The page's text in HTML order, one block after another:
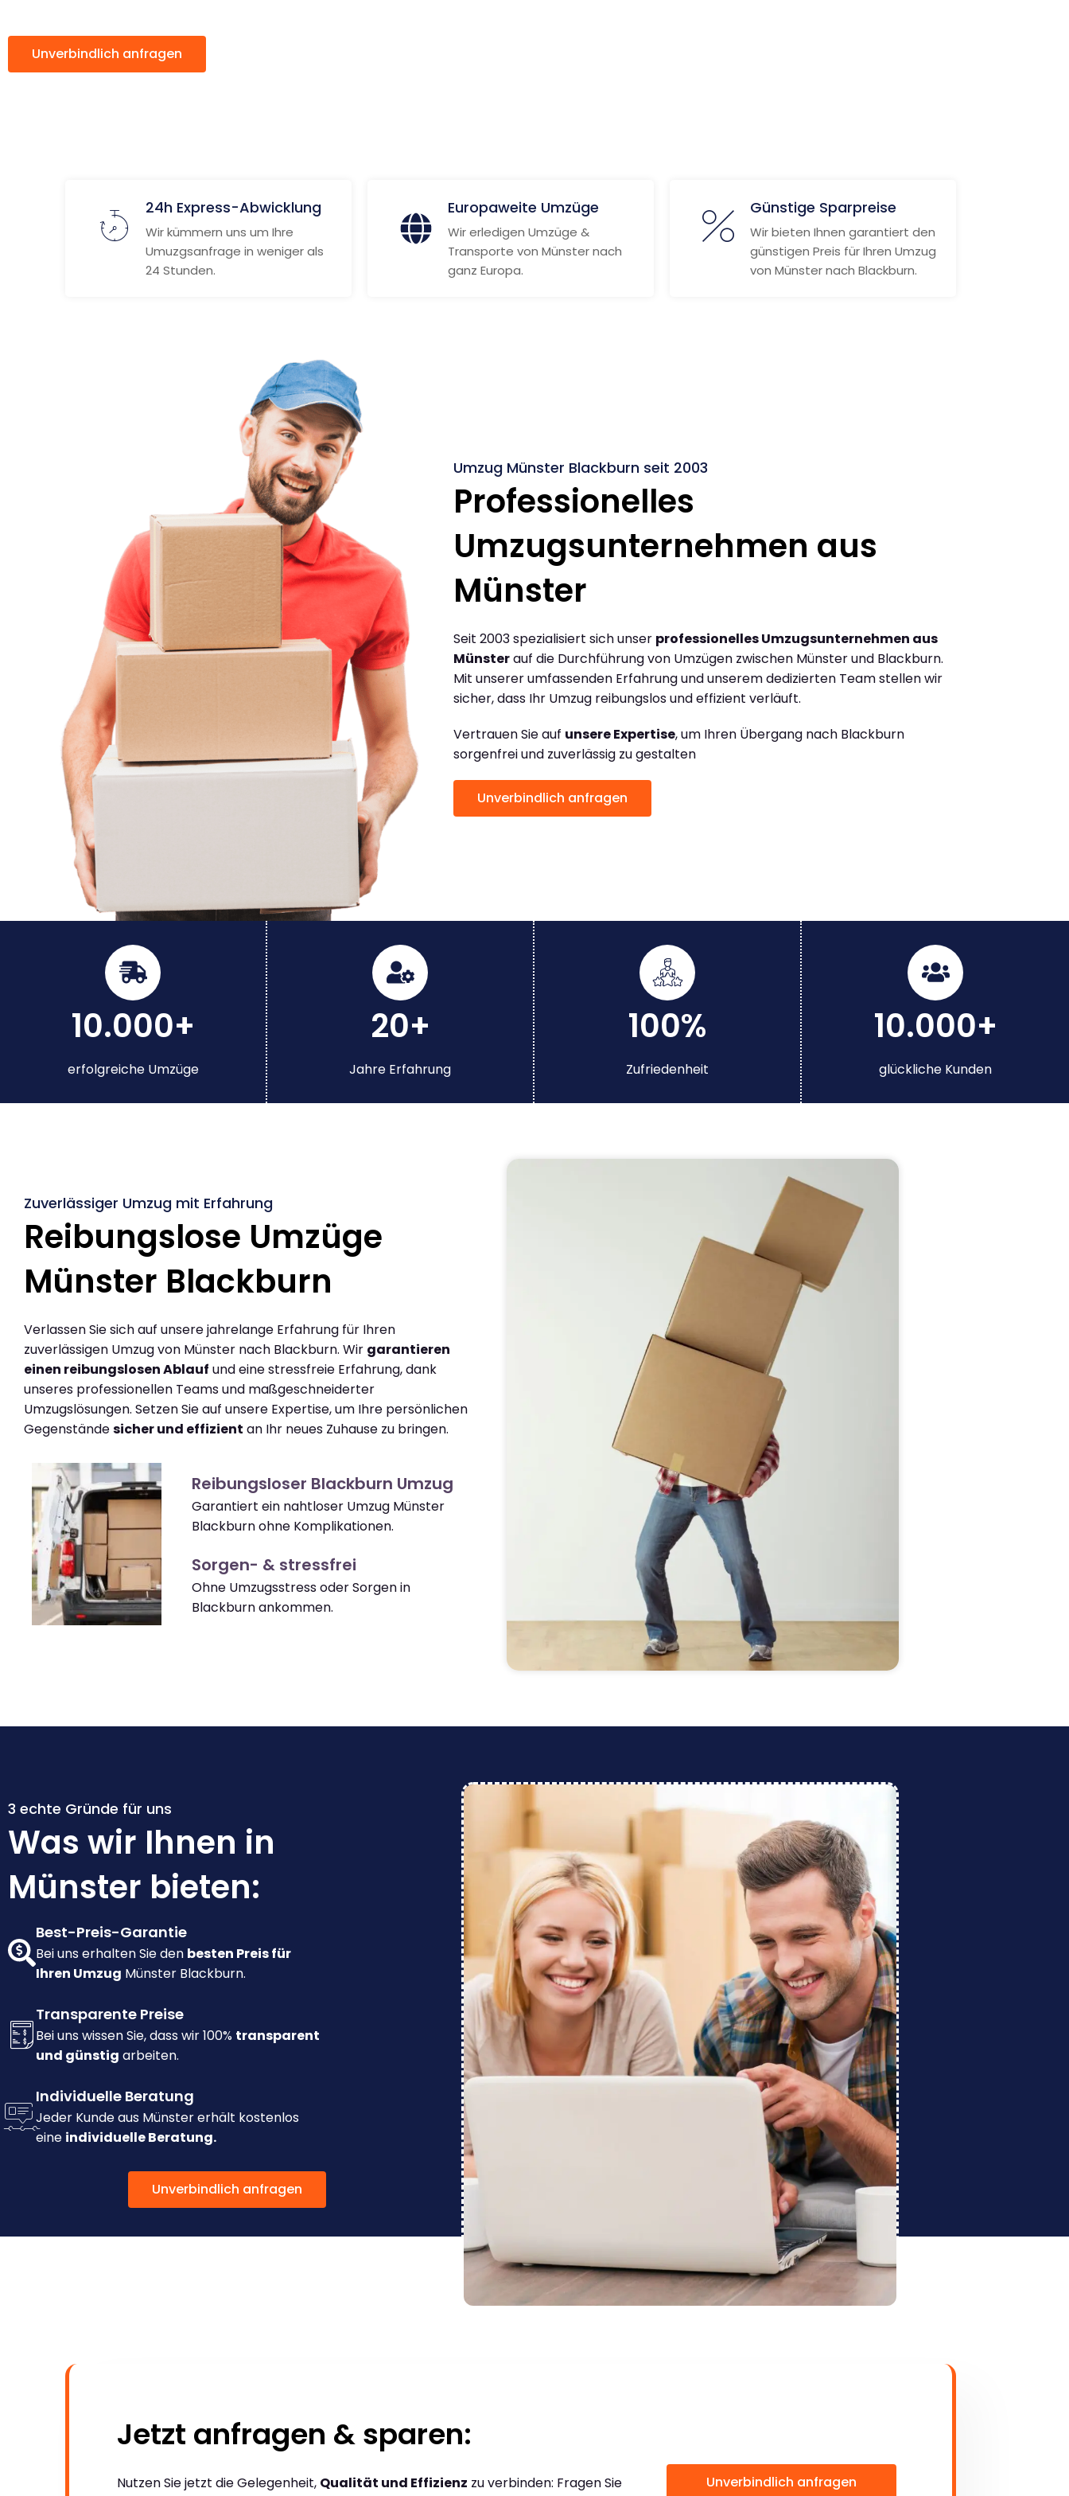
Unverbindlich anfragen
24h Express-Abwicklung
Wir kümmern uns um Ihre
Umuzgsanfrage in weniger als
24 Stunden.
Europaweite Umzüge
Wir erledigen Umzüge &
Transporte von Münster nach
ganz Europa.
Günstige Sparpreise
Wir bieten Ihnen garantiert den
günstigen Preis für Ihren Umzug
von Münster nach Blackburn.
Umzug Münster Blackburn seit 2003
Professionelles
Umzugsunternehmen aus
Münster
Seit 2003 spezialisiert sich unser professionelles Umzugsunternehmen aus
Münsterauf die Durchführung von Umzügen zwischen Münster und Blackburn.
Mit unserer umfassenden Erfahrung und unserem dedizierten Team stellen wir
sicher, dass Ihr Umzug reibungslos und effizient verläuft.
Vertrauen Sie auf unsere Expertise, um Ihren Übergang nach Blackburn
sorgenfrei und zuverlässig zu gestalten
Unverbindlich anfragen
10.000+
erfolgreiche Umzüge
20+
Jahre Erfahrung
100%
Zufriedenheit
10.000+
glückliche Kunden
Zuverlässiger Umzug mit Erfahrung
Reibungslose Umzüge
Münster Blackburn
Verlassen Sie sich auf unsere jahrelange Erfahrung für Ihren
zuverlässigen Umzug von Münster nach Blackburn. Wir garantieren
einen reibungslosen Ablauf und eine stressfreie Erfahrung, dank
unseres professionellen Teams und maßgeschneiderter
Umzugslösungen. Setzen Sie auf unsere Expertise, um Ihre persönlichen
Gegenständesicher und effizient an Ihr neues Zuhause zu bringen.
Reibungsloser Blackburn Umzug
Garantiert ein nahtloser Umzug Münster
Blackburn ohne Komplikationen.
Sorgen- & stressfrei
Ohne Umzugsstress oder Sorgen in
Blackburn ankommen.
3 echte Gründe für uns
Was wir Ihnen in
Münster bieten:
Best-Preis-Garantie
Bei uns erhalten Sie den besten Preis für
Ihren Umzug Münster Blackburn.
Transparente Preise
Bei uns wissen Sie, dass wir 100% transparent
und günstig arbeiten.
Individuelle Beratung
Jeder Kunde aus Münster erhält kostenlos
eine individuelle Beratung.
Unverbindlich anfragen
Jetzt anfragen & sparen:
Nutzen Sie jetzt die Gelegenheit, Qualität und Effizienz zu verbinden: Fragen Sie
Unverbindlich anfragen